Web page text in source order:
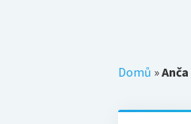
Domů »Anča